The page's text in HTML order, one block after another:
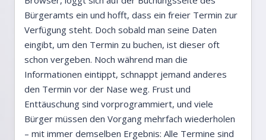
Bürgeramts ein und hofft, dass ein freier Termin zur
Verfügung steht. Doch sobald man seine Daten
eingibt, um den Termin zu buchen, ist dieser oft
schon vergeben. Noch während man die
Informationen eintippt, schnappt jemand anderes
den Termin vor der Nase weg. Frust und
Enttäuschung sind vorprogrammiert, und viele
Bürger müssen den Vorgang mehrfach wiederholen
– mit immer demselben Ergebnis: Alle Termine sind